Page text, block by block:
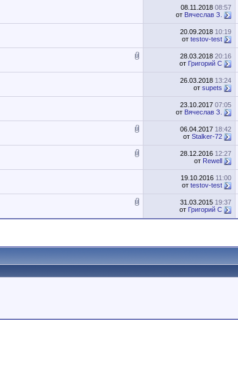
08.11.2018 08:57
от Вячеслав З.
20.09.2018 10:19
от testov-test
28.03.2018 20:16
от Григорий С
26.03.2018 13:24
от supets
23.10.2017 07:05
от Вячеслав З.
06.04.2017 18:42
от Stalker-72
28.12.2016 12:27
от Rewell
19.10.2016 11:00
от testov-test
31.03.2015 19:37
от Григорий С